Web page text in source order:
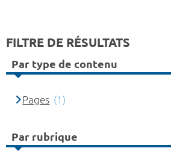
FILTRE DE RÉSULTATS
Par type de contenu
Pages (1)
Par rubrique